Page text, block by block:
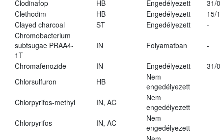
Clodinafop
HB Engedélyezett
31/
Clethodim
HB Engedélyezett
15/
Clayed charcoal
ST Engedélyezett
-
Chromobacterium
subtsugae PRAA4-
1T
IN Folyamatban -
Chromafenozide IN Engedélyezett
31/
Chlorsulfuron
HB
Nem
engedélyezett
Chlorpyrifos-methyl
IN, AC
Nem
engedélyezett
Chlorpyrifos
IN, AC
Nem
engedélyezett